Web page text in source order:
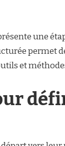
une
permet
et